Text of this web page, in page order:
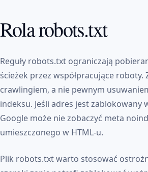
Rola robots.txt
Reguły robots.txt ograniczają
ścieżek przez współpracujące roboty.
crawlingiem, a nie pewnym
indeksu. Jeśli adres jest zablokowany
Google może nie zobaczyć meta
umieszczonego w HTML-u.
Plik robots.txt warto stosować